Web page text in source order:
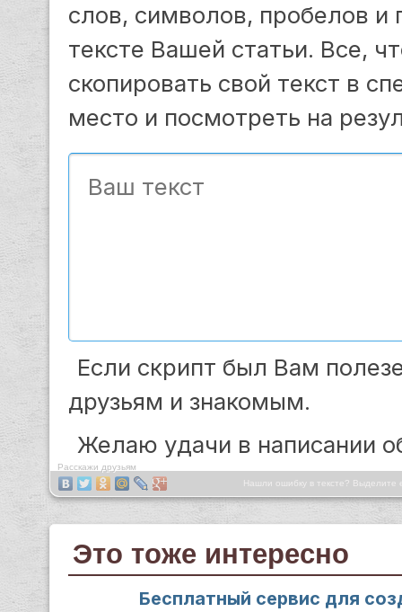
слов, символов, пробелов и
тексте Вашей статьи. Все,
скопировать свой текст в
место и посмотреть на
Если скрипт был Вам
друзьям и знакомым.
Желаю удачи в написании
Расскажи друзьям
Нашли ошибку в тексте?
Это тоже интересно
Бесплатный сервис для